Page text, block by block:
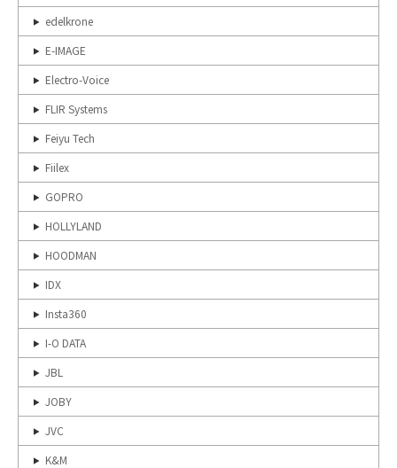
edelkrone
E-IMAGE
Electro-Voice
FLIR Systems
Feiyu Tech
Fiilex
GOPRO
HOLLYLAND
HOODMAN
IDX
Insta360
I-O DATA
JBL
JOBY
JVC
K&M